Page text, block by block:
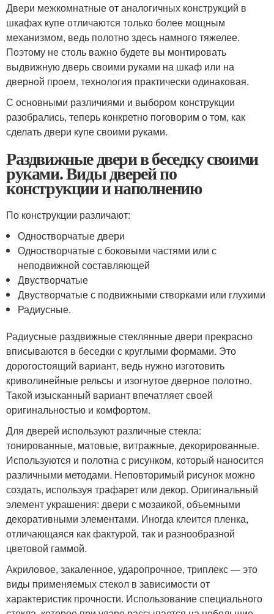
Двери межкомнатные от аналогичных конструкций в
шкафах купе отличаются только более мощным
механизмом, ведь полотно здесь намного тяжелее.
Поэтому не столь важно будете вы монтировать
выдвижную дверь своими руками на шкаф или на
дверной проем, технология практически одинаковая.
С основными различиями и выбором конструкции
разобрались, теперь конкретно поговорим о том, как
сделать двери купе своими руками.
Раздвижные двери в беседку своими
руками. Виды дверей по
конструкции и наполнению
По конструкции различают:
Одностворчатые двери
Одностворчатые с боковыми частями или с
неподвижной составляющей
Двустворчатые
Двустворчатые с подвижными створками или глухими
Радиусные.
Радиусные раздвижные стеклянные двери прекрасно
вписываются в беседки с круглыми формами. Это
дорогостоящий вариант, ведь нужно изготовить
криволинейные рельсы и изогнутое дверное полотно.
Такой изысканный вариант впечатляет своей
оригинальностью и комфортом.
Для дверей используют различные стекла:
тонированные, матовые, витражные, декорированные.
Используются и полотна с рисунком, который наносится
различными методами. Неповторимый рисунок можно
создать, используя трафарет или декор. Оригинальный
элемент украшения: двери с мозаикой, объемными
декоративными элементами. Иногда клеится пленка,
отличающаяся как фактурой, так и разнообразной
цветовой гаммой.
Акриловое, закаленное, ударопрочное, триплекс — это
виды применяемых стекол в зависимости от
характеристик прочности. Использование специального